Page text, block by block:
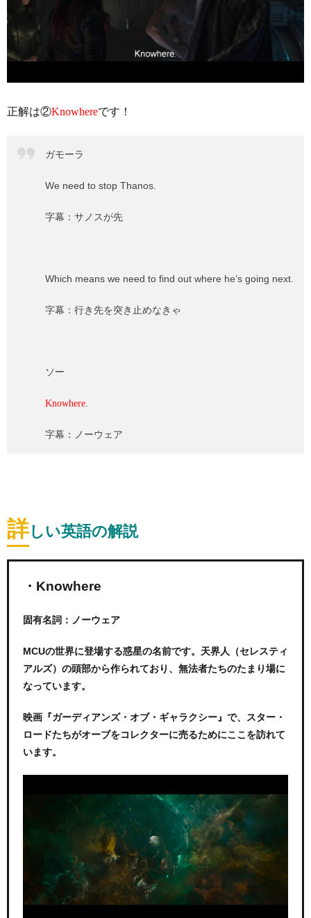
正解は②Knowhereです！
ガモーラ
We need to stop Thanos.
字幕：サノスが先
Which means we need to find out where he’s going next.
字幕：行き先を突き止めなきゃ
ソー
Knowhere.
字幕：ノーウェア
詳しい英語の解説
・Knowhere
固有名詞：ノーウェア
MCUの世界に登場する惑星の名前です。天界人（セレスティ
アルズ）の頭部から作られており、無法者たちのたまり場に
なっています。
映画『ガーディアンズ・オブ・ギャラクシー』で、スター・
ロードたちがオーブをコレクターに売るためにここを訪れて
います。